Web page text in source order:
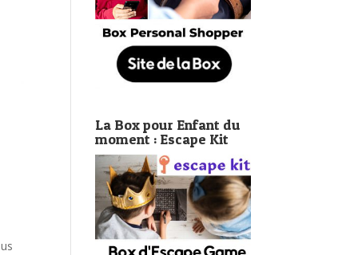
La Box pour Enfant du
moment : Escape Kit